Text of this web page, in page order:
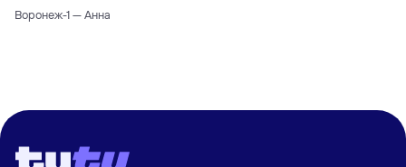
Воронеж-1 — Анна